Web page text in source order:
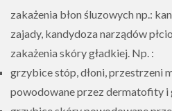
zakażenia błon śluzowych np.:
zajady, kandydoza narządów
zakażenia skóry gładkiej. Np. :
grzybice stóp, dłoni, przestrzeni
powodowane przez dermatofity